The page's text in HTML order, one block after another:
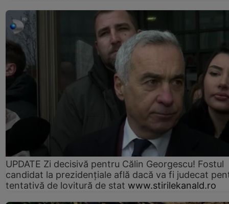
UPDATE Zi decisivă pentru Călin Georgescu! Fostul
candidat la prezidențiale află dacă va fi judecat
tentativă de lovitură de stat www.stirilekanald.ro